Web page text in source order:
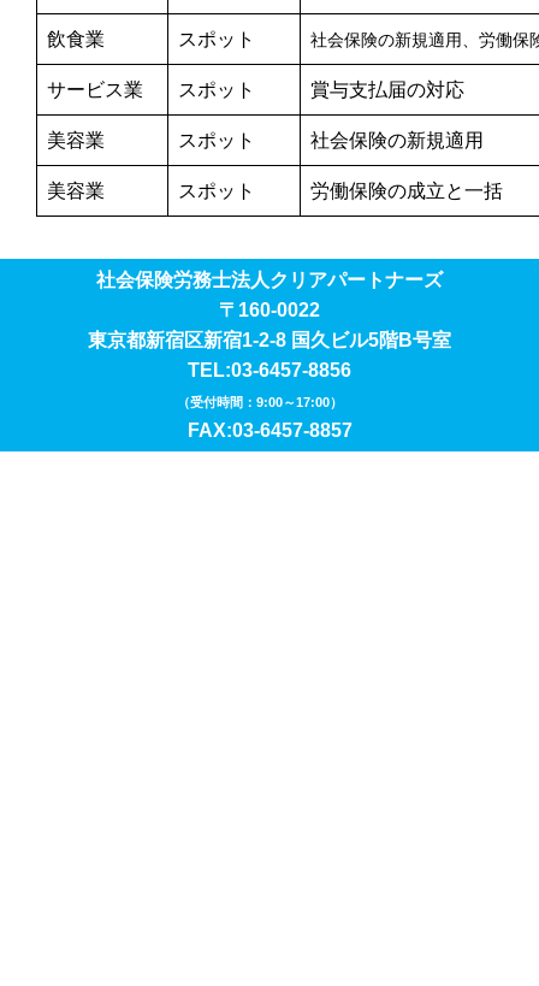
飲食業 スポット 社会保険の新規適用、労働保
サービス業 スポット 賞与支払届の対応
美容業 スポット 社会保険の新規適用
美容業 スポット 労働保険の成立と一括
社会保険労務士法人クリアパートナーズ
〒160-0022
東京都新宿区新宿1-2-8 国久ビル5階B号室
TEL:03-6457-8856
（受付時間：9:00～17:00）
FAX:03-6457-8857